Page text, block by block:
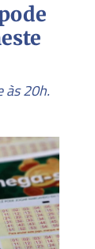
às 20h.